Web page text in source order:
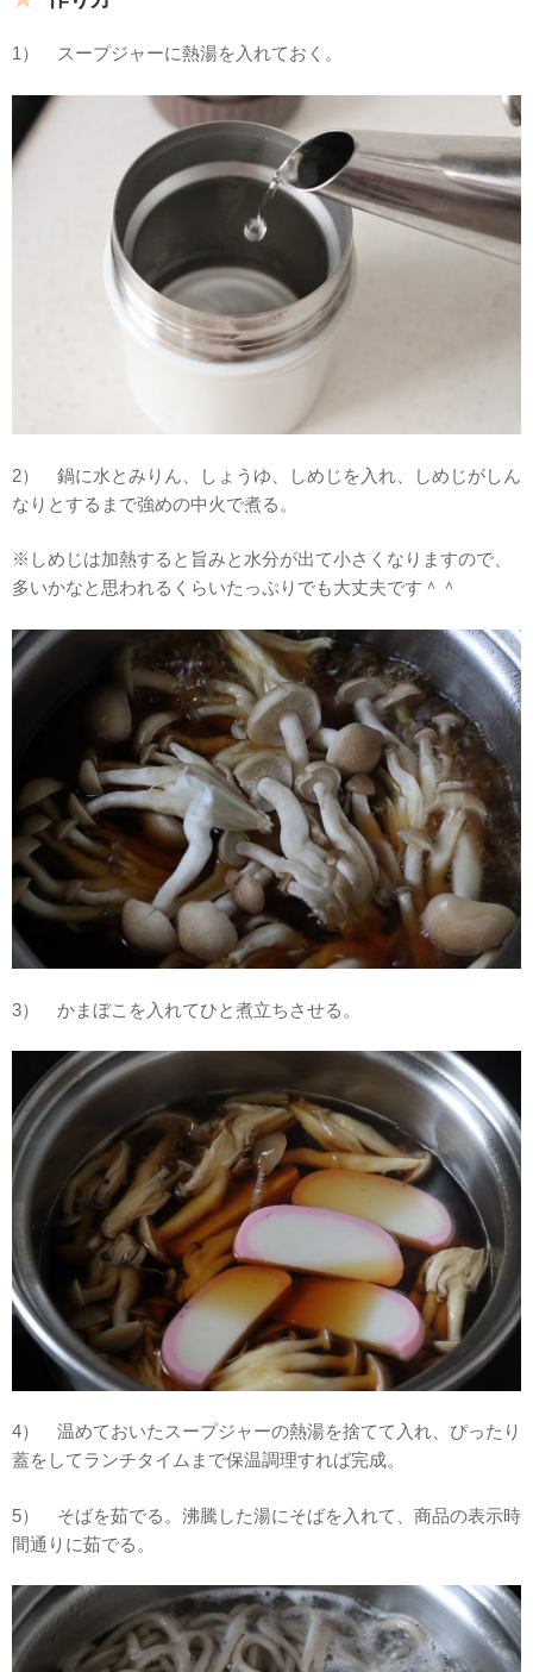
1） スープジャーに熱湯を入れておく。
2） 鍋に水とみりん、しょうゆ、しめじを入れ、しめじがしん
なりとするまで強めの中火で煮る。
※しめじは加熱すると旨みと水分が出て小さくなりますので、
多いかなと思われるくらいたっぷりでも大丈夫です＾＾
3） かまぼこを入れてひと煮立ちさせる。
4） 温めておいたスープジャーの熱湯を捨てて入れ、ぴったり
蓋をしてランチタイムまで保温調理すれば完成。
5） そばを茹でる。沸騰した湯にそばを入れて、商品の表示時
間通りに茹でる。